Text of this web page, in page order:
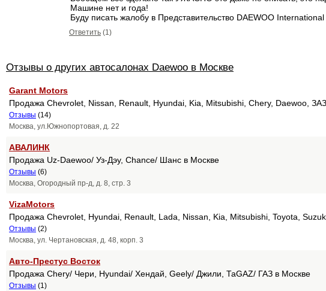
Машине нет и года!
Буду писать жалобу в Представительство DAEWOO International
Ответить (1)
Отзывы о других автосалонах Daewoo в Москве
Garant Motors
Продажа Chevrolet, Nissan, Renault, Hyundai, Kia, Mitsubishi, Chery, Daewoo,
Отзывы (14)
Москва, ул.Южнопортовая, д. 22
АВАЛИНК
Продажа Uz-Daewoo/ Уз-Дэу, Chance/ Шанс в Москве
Отзывы (6)
Москва, Огородный пр-д, д. 8, стр. 3
VizaMotors
Продажа Chevrolet, Hyundai, Renault, Lada, Nissan, Kia, Mitsubishi, Toyota,
Отзывы (2)
Москва, ул. Чертановская, д. 48, корп. 3
Авто-Престус Восток
Продажа Chery/ Чери, Hyundai/ Хендай, Geely/ Джили, ТаGAZ/ ГАЗ в Москве
Отзывы (1)